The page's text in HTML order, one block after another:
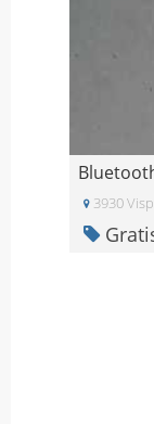
3930 Visp